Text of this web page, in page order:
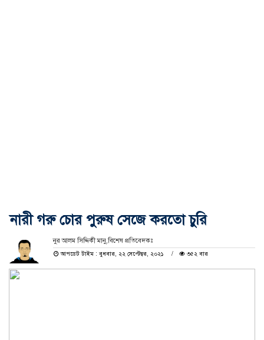
নারী গরু চোর পুরুষ সেজে করতো চুরি
নুর আলম সিদ্দিকী মানু,বিশেষ প্রতিবেদকঃ
আপডেট টাইম : বুধবার, ২২ সেপ্টেম্বর, ২০২১
৩৫২ বার